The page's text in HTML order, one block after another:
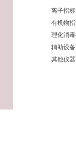
离子指标
有机物
理化消
辅助设备
其他仪器